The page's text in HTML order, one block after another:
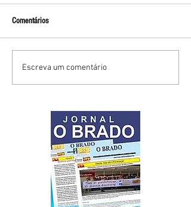
Comentários
Escreva um comentário